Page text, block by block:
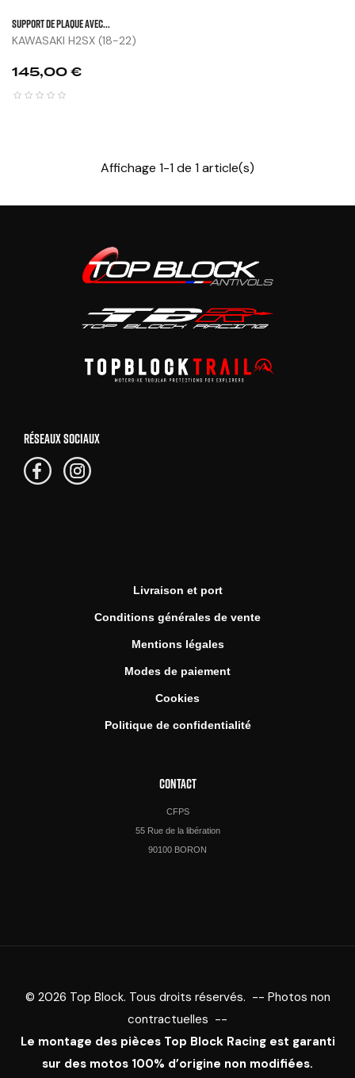
SUPPORT DE PLAQUE AVEC...
KAWASAKI H2SX (18-22)
Prix
145,00 €
Affichage 1-1 de 1 article(s)
RÉSEAUX SOCIAUX
Livraison et port
Conditions générales de vente
Mentions légales
Modes de paiement
Cookies
Politique de confidentialité
CONTACT
CFPS
55 Rue de la libération
90100 BORON
© 2026 Top Block. Tous droits réservés. -- Photos non
contractuelles --
Le montage des pièces Top Block Racing est garanti
sur des motos 100% d’origine non modifiées.